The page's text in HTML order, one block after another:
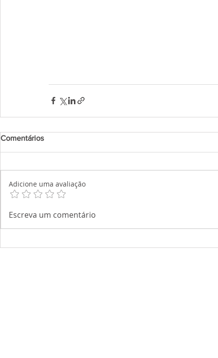
Comentários
Adicione uma avaliação
Escreva um comentário